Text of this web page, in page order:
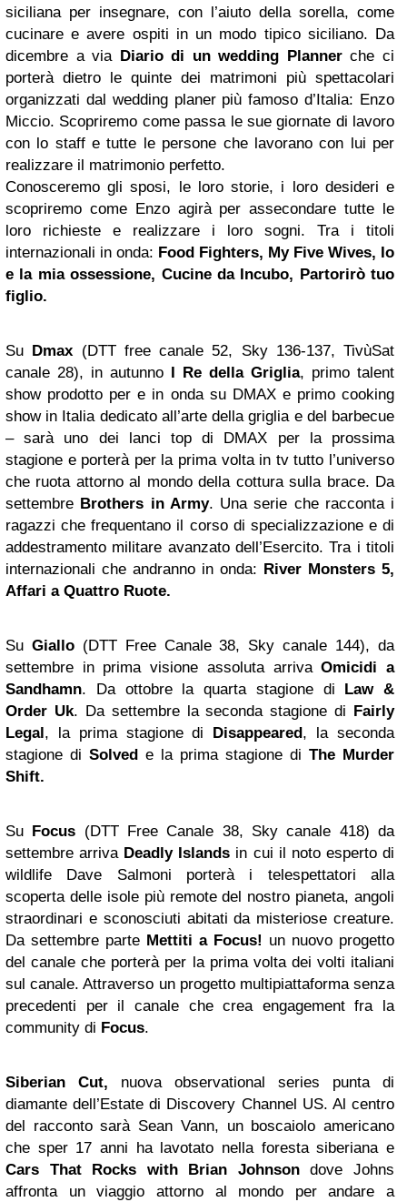
siciliana per insegnare, con l’aiuto della sorella, come
cucinare e avere ospiti in un modo tipico siciliano. Da
dicembre a via Diario di un wedding Plannerche ci
porterà dietro le quinte dei matrimoni più spettacolari
organizzati dal wedding planer più famoso d’Italia: Enzo
Miccio. Scopriremo come passa le sue giornate di lavoro
con lo staff e tutte le persone che lavorano con lui per
realizzare il matrimonio perfetto.
Conosceremo gli sposi, le loro storie, i loro desideri e
scopriremo come Enzo agirà per assecondare tutte le
loro richieste e realizzare i loro sogni. Tra i titoli
internazionali in onda: Food Fighters, My Five Wives, Io
e la mia ossessione, Cucine da Incubo, Partorirò tuo
figlio.
Su Dmax (DTT free canale 52, Sky 136-137, TivùSat
canale 28), in autunno I Re della Griglia, primo talent
show prodotto per e in onda su DMAX e primo cooking
show in Italia dedicato all’arte della griglia e del barbecue
– sarà uno dei lanci top di DMAX per la prossima
stagione e porterà per la prima volta in tv tutto l’universo
che ruota attorno al mondo della cottura sulla brace. Da
settembre Brothers in Army. Una serie che racconta i
ragazzi che frequentano il corso di specializzazione e di
addestramento militare avanzato dell’Esercito. Tra i titoli
internazionali che andranno in onda: River Monsters 5,
Affari a Quattro Ruote.
Su Giallo (DTT Free Canale 38, Sky canale 144), da
settembre in prima visione assoluta arrivaOmicidi a
Sandhamn. Da ottobre la quarta stagione di Law &
Order Uk. Da settembre la seconda stagione di Fairly
Legal, la prima stagione di Disappeared, la seconda
stagione di Solved e la prima stagione di The Murder
Shift.
Su Focus (DTT Free Canale 38, Sky canale 418) da
settembre arriva Deadly Islands in cui il noto esperto di
wildlife Dave Salmoni porterà i telespettatori alla
scoperta delle isole più remote del nostro pianeta, angoli
straordinari e sconosciuti abitati da misteriose creature.
Da settembre parte Mettiti a Focus! un nuovo progetto
del canale che porterà per la prima volta dei volti italiani
sul canale. Attraverso un progetto multipiattaforma senza
precedenti per il canale che crea engagement fra la
community di Focus.
Siberian Cut, nuova observational series punta di
diamante dell’Estate di Discovery Channel US. Al centro
del racconto sarà Sean Vann, un boscaiolo americano
che sper 17 anni ha lavotato nella foresta siberiana e
Cars That Rocks
with Brian Johnsondove Johns
affronta un viaggio attorno al mondo per andare a